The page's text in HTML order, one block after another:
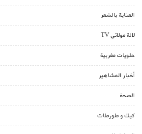
العناية بالشعر
لالة مولاتي TV
حلويات مغربية
أخبار المشاهير
الصحة
كيك و طورطات